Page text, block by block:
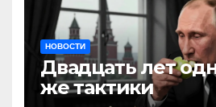
НОВОСТИ
Двадцать лет
же тактики